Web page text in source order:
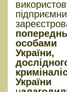
особами
України